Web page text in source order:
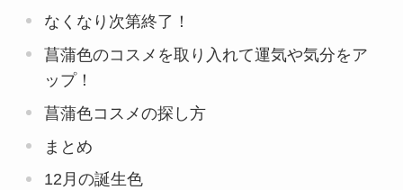
なくなり次第終了！
菖蒲色のコスメを取り入れて運気や気分をア
ップ！
菖蒲色コスメの探し方
まとめ
12月の誕生色